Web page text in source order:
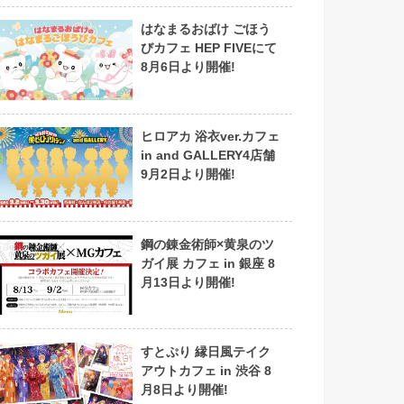
はなまるおばけ ごほう
びカフェ HEP FIVEにて
8月6日より開催!
ヒロアカ 浴衣ver.カフェ
in and GALLERY4店舗
9月2日より開催!
鋼の錬金術師×黄泉のツ
ガイ展 カフェ in 銀座 8
月13日より開催!
すとぷり 縁日風テイク
アウトカフェ in 渋谷 8
月8日より開催!